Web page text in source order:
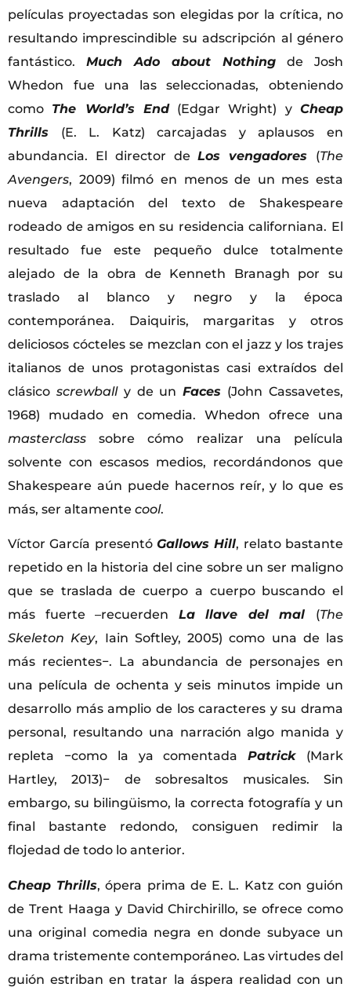
películas proyectadas son elegidas por la crítica, no
resultando imprescindible su adscripción al género
fantástico. Much Ado about Nothing de Josh
Whedon fue una las seleccionadas, obteniendo
como The World’s End(Edgar Wright) yCheap
Thrills (E. L. Katz) carcajadas y aplausos en
abundancia. El director deLos vengadores (The
Avengers, 2009) filmó en menos de un mes esta
nueva adaptación del texto de Shakespeare
rodeado de amigos en su residencia californiana. El
resultado fue este pequeño dulce totalmente
alejado de la obra de Kenneth Branagh por su
traslado al blanco y negro y la época
contemporánea. Daiquiris, margaritas y otros
deliciosos cócteles se mezclan con el jazz y los trajes
italianos de unos protagonistas casi extraídos del
clásico screwball y de unFaces (John Cassavetes,
1968) mudado en comedia. Whedon ofrece una
masterclass sobre cómo realizar una película
solvente con escasos medios, recordándonos que
Shakespeare aún puede hacernos reír, y lo que es
más, ser altamente cool.
Víctor García presentó Gallows Hill, relato bastante
repetido en la historia del cine sobre un ser maligno
que se traslada de cuerpo a cuerpo buscando el
más fuerte –recuerden La llave del mal (The
Skeleton Key, Iain Softley, 2005) como una de las
más recientes−. La abundancia de personajes en
una película de ochenta y seis minutos impide un
desarrollo más amplio de los caracteres y su drama
personal, resultando una narración algo manida y
repleta −como la ya comentadaPatrick (Mark
Hartley, 2013)− de sobresaltos musicales. Sin
embargo, su bilingüismo, la correcta fotografía y un
final bastante redondo, consiguen redimir la
flojedad de todo lo anterior.
Cheap Thrills, ópera prima de E. L. Katz con guión
de Trent Haaga y David Chirchirillo, se ofrece como
una original comedia negra en donde subyace un
drama tristemente contemporáneo. Las virtudes del
guión estriban en tratar la áspera realidad con un